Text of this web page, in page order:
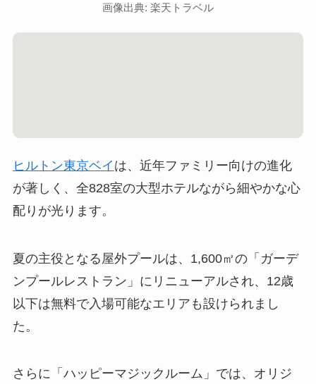
画像出典: 楽天トラベル
ヒルトン東京ベイ は、近年ファミリー向けの進化
が著しく、全828室の大型ホテルながら細やかな心
配りが光ります。
夏の主役となる屋外プールは、1,600㎡の「ガーデ
ンプールレストラン」にリニューアルされ、12歳
以下は無料で入場可能なエリアも設けられまし
た。
さらに「ハッピーマジックルーム」では、オリジ